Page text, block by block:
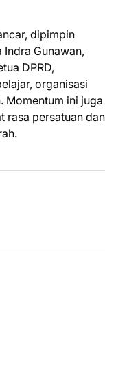
dipimpin
Gunawan,
DPRD,
organisasi
Momentum ini juga
rasa persatuan dan